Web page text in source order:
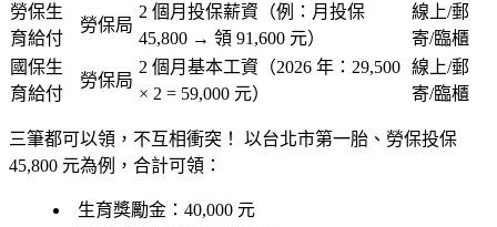
勞保生
育給付
勞保局
2 個月投保薪資（例：月投保
45,800 → 領 91,600 元）
線上/郵
寄/臨櫃
國保生
育給付
勞保局
2 個月基本工資（2026 年：29,500
× 2 = 59,000 元）
線上/郵
寄/臨櫃
三筆都可以領，不互相衝突！
以台北市第一胎、勞保投保
45,800 元為例，合計可領：
生育獎勵金：40,000 元